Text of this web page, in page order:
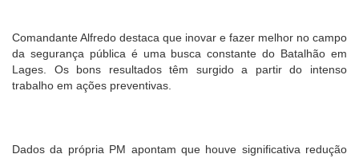
Comandante Alfredo destaca que inovar e fazer melhor no campo
da segurança pública é uma busca constante do Batalhão em
Lages. Os bons resultados têm surgido a partir do intenso
trabalho em ações preventivas.
Dados da própria PM apontam que houve significativa redução